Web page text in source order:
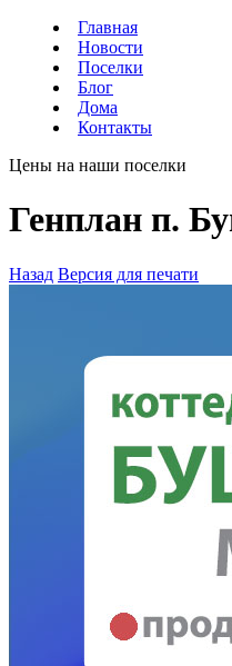
Главная
Новости
Поселки
Блог
Дома
Контакты
Цены на наши поселки
Генплан п.
Назад Версия для печати